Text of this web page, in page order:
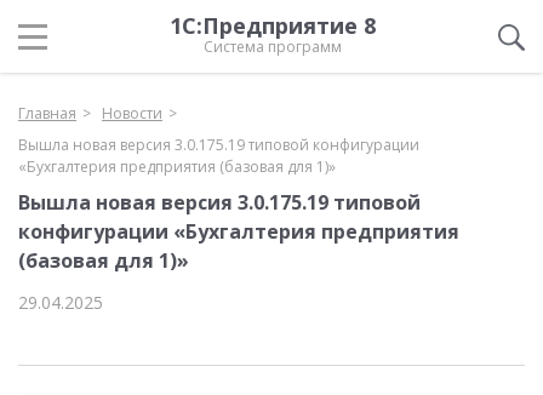
1С:Предприятие 8
Система программ
Главная
Новости
Вышла новая версия 3.0.175.19 типовой конфигурации
«Бухгалтерия предприятия (базовая для 1)»
Вышла новая версия 3.0.175.19 типовой
конфигурации «Бухгалтерия предприятия
(базовая для 1)»
29.04.2025